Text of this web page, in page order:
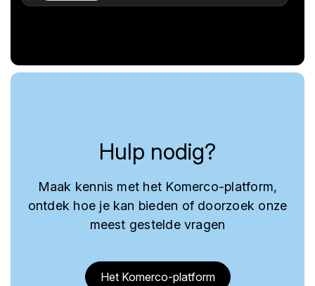
Hulp nodig?
Maak kennis met het Komerco-platform,
ontdek hoe je kan bieden of doorzoek onze
meest gestelde vragen
Het Komerco-platform